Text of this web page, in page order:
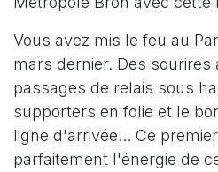
Vous avez mis le feu au
mars dernier. Des
passages de relais sous
supporters en folie et le
ligne d'arrivée... Ce
parfaitement l'énergie de